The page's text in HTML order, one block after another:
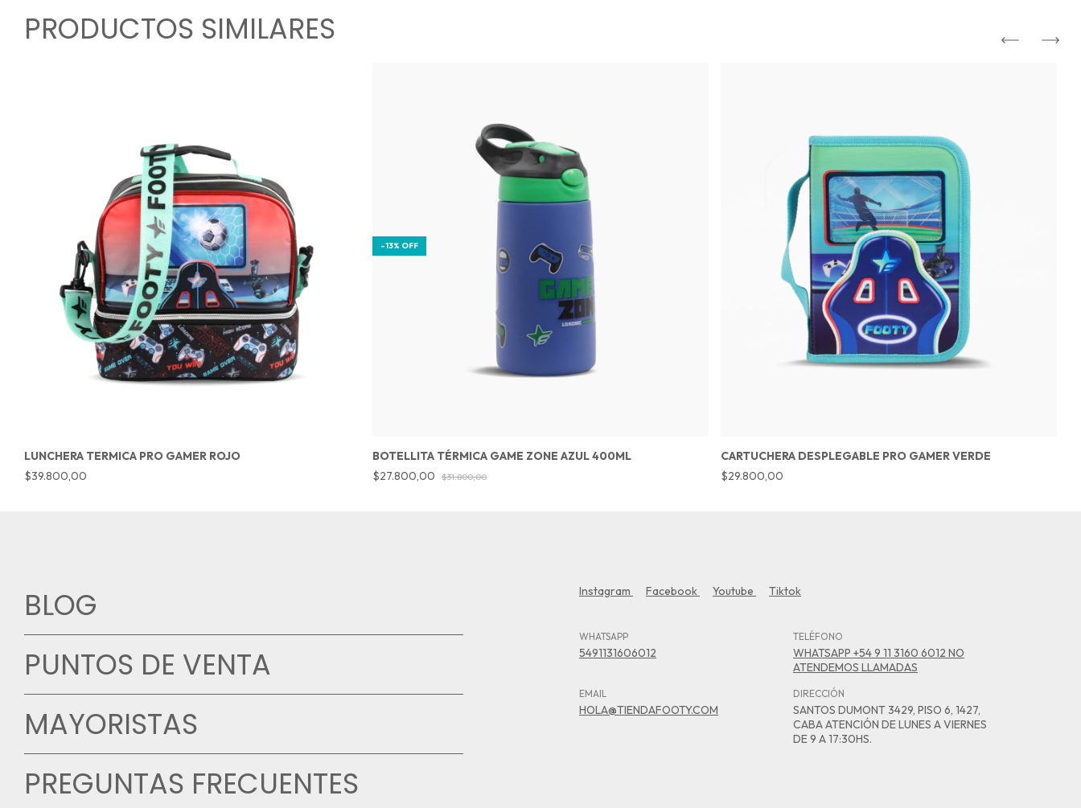
PRODUCTOS SIMILARES
LUNCHERA TERMICA PRO GAMER ROJO
$39.800,00
-13% OFF
BOTELLITA TÉRMICA GAME ZONE AZUL 400ML
$27.800,00
$31.800,00
CARTUCHERA DESPLEGABLE PRO GAMER VERDE
$29.800,00
BLOG
PUNTOS DE VENTA
MAYORISTAS
PREGUNTAS FRECUENTES
Instagram Facebook Youtube Tiktok
WHATSAPP
5491131606012
TELÉFONO
WHATSAPP +54 9 11 3160 6012 NO
ATENDEMOS LLAMADAS
EMAIL
HOLA@TIENDAFOOTY.COM
DIRECCIÓN
SANTOS DUMONT 3429, PISO 6, 1427,
CABA ATENCIÓN DE LUNES A VIERNES
DE 9 A 17:30HS.